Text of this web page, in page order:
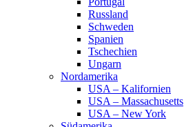
Russland
Schweden
Spanien
Tschechien
Ungarn
Nordamerika
USA – Kalifornien
USA – Massachusetts
USA – New York